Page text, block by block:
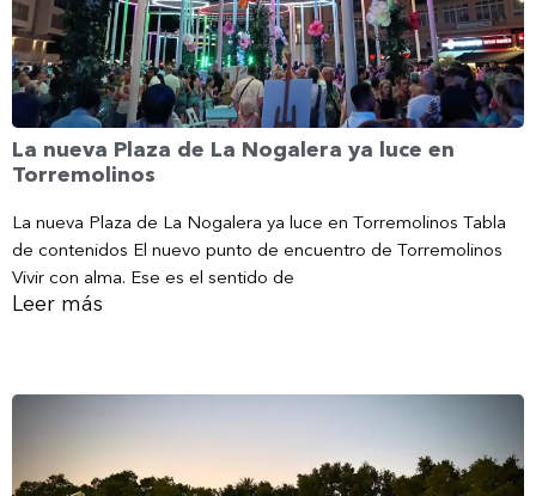
La nueva Plaza de La Nogalera ya luce en
Torremolinos
La nueva Plaza de La Nogalera ya luce en Torremolinos Tabla
de contenidos El nuevo punto de encuentro de Torremolinos
Vivir con alma. Ese es el sentido de
Leer más